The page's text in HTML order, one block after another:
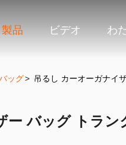
製品 ビデオ わ
ッグ> 吊るし カーオーガナイ
ー バッグ トラン